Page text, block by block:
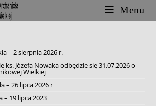
Menu
– 2 sierpnia 2026 r.
ks. Józefa Nowaka odbędzie się 31.07.2026 o
Wielkiej
– 26 lipca 2026 r
– 19 lipca 2023